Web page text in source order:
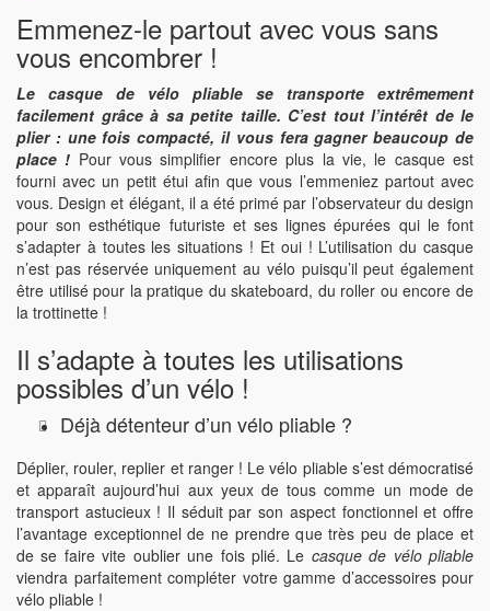
Emmenez-le partout avec vous sans
vous encombrer !
Le casque de vélo pliable se transporte extrêmement
facilement grâce à sa petite taille. C’est tout l’intérêt de le
plier : une fois compacté, il vous fera gagner beaucoup de
place ! Pour vous simplifier encore plus la vie, le casque est
fourni avec un petit étui afin que vous l’emmeniez partout avec
vous. Design et élégant, il a été primé par l’observateur du design
pour son esthétique futuriste et ses lignes épurées qui le font
s’adapter à toutes les situations ! Et oui ! L’utilisation du casque
n’est pas réservée uniquement au vélo puisqu’il peut également
être utilisé pour la pratique du skateboard, du roller ou encore de
la trottinette !
Il s’adapte à toutes les utilisations
possibles d’un vélo !
Déjà détenteur d’un vélo pliable ?
Déplier, rouler, replier et ranger ! Le vélo pliable s’est démocratisé
et apparaît aujourd’hui aux yeux de tous comme un mode de
transport astucieux ! Il séduit par son aspect fonctionnel et offre
l’avantage exceptionnel de ne prendre que très peu de place et
de se faire vite oublier une fois plié. Le casque de vélo pliable
viendra parfaitement compléter votre gamme d’accessoires pour
vélo pliable !